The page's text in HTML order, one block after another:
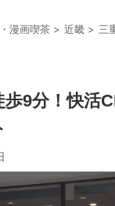
漫画喫茶 > 近畿 > 三
9分！快活